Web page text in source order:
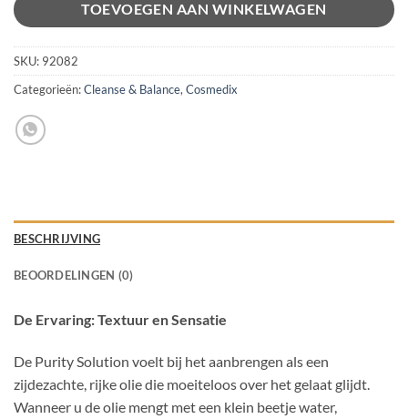
TOEVOEGEN AAN WINKELWAGEN
SKU: 92082
Categorieën:Cleanse & Balance, Cosmedix
BESCHRIJVING
BEOORDELINGEN (0)
De Ervaring: Textuur en Sensatie
De Purity Solution voelt bij het aanbrengen als een
zijdezachte, rijke olie die moeiteloos over het gelaat glijdt.
Wanneer u de olie mengt met een klein beetje water,